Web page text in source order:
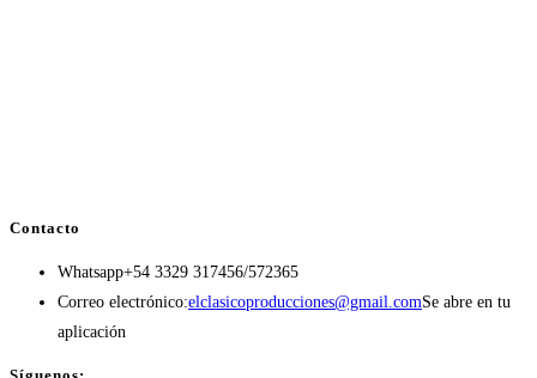
Contacto
Whatsapp+54 3329 317456/572365
Correo electrónico:elclasicoproducciones@gmail.comSe abre en tu
aplicación